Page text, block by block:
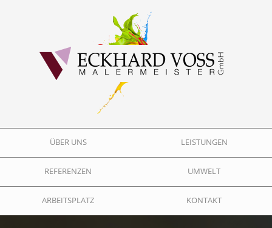
ÜBER UNS LEISTUNGEN
REFERENZEN UMWELT
ARBEITSPLATZ KONTAKT